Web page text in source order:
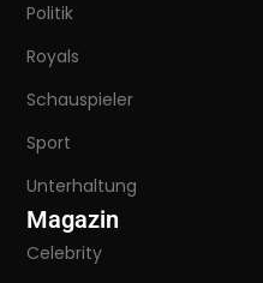
Politik
Royals
Schauspieler
Sport
Unterhaltung
Magazin
Celebrity